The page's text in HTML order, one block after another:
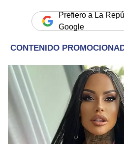
Prefiero a La
Google